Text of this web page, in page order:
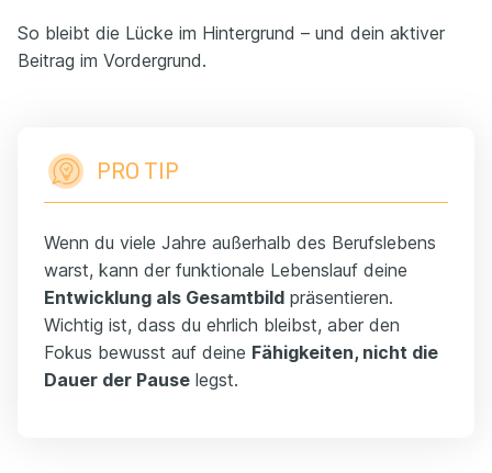
So bleibt die Lücke im Hintergrund – und dein aktiver
Beitrag im Vordergrund.
PRO TIP
Wenn du viele Jahre außerhalb des Berufslebens
warst, kann der funktionale Lebenslauf deine
Entwicklung als Gesamtbild präsentieren.
Wichtig ist, dass du ehrlich bleibst, aber den
Fokus bewusst auf deine Fähigkeiten, nicht die
Dauer der Pause legst.